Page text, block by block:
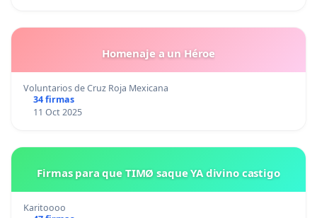
Homenaje a un Héroe
Voluntarios de Cruz Roja Mexicana
34 firmas
11 Oct 2025
Firmas para que TIMØ saque YA divino castigo
Karitoooo